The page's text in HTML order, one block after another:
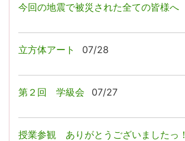
今回の地震で被災された全ての皆様へ
立方体アート 07/28
第２回 学級会 07/27
授業参観 ありがとうございましたっ！